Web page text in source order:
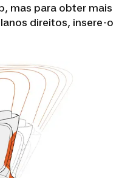
mas para obter mais
direitos, insere-o